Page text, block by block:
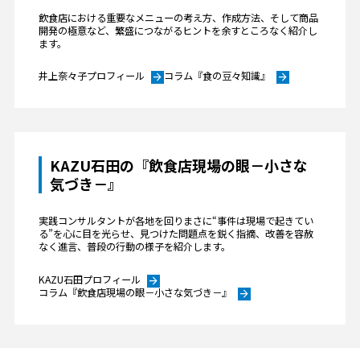
飲食店における重要なメニューの考え方、作成方法、そして商品
開発の極意など、繁盛につながるヒントを余すところなく紹介し
ます。
井上奈々子プロフィール arrow_forwardコラム『食の豆々知識』 arrow_forward
KAZU石田の『飲食店現場の眼－小さな
気づき－』
実践コンサルタントが各地を回りまさに“事件は現場で起きてい
る”を心に目を光らせ、見つけた問題点を鋭く指摘、改善を容赦
なく進言、普段の行動の様子を紹介します。
KAZU石田プロフィール arrow_forward
コラム『飲食店現場の眼－小さな気づき－』 arrow_forward